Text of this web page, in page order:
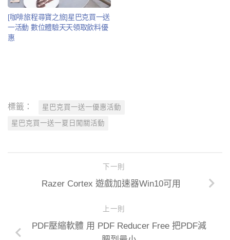
[咖啡旅程尋寶之旅]星巴克買一送
一活動 數位體驗天天領取飲料優
惠
標籤： 星巴克買一送一優惠活動
星巴克買一送一夏日闖關活動
下一則
Razer Cortex 遊戲加速器Win10可用
上一則
PDF壓縮軟體 用 PDF Reducer Free 把PDF減